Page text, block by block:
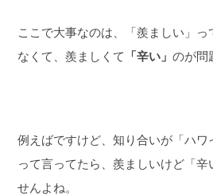
ここで大事なのは、「羨ましい」
なくて、羨ましくて 「辛い」のが問
例えばですけど、知り合いが「ハワ
って言ってたら、羨ましいけど「辛
せんよね。